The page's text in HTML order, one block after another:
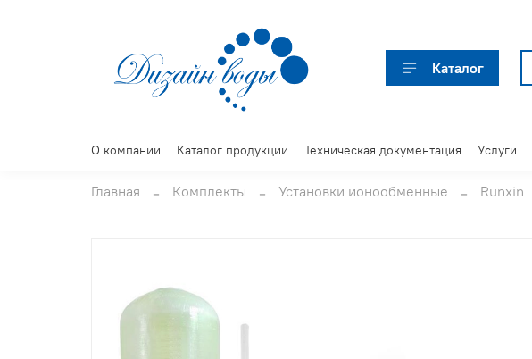
Каталог
О компании Каталог продукции Техническая документация Услуги
Главная Комплекты Установки ионообменные Runxin